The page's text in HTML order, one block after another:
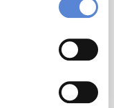
oder Teilzeit